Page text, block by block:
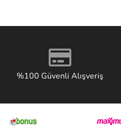
%100 Güvenli Alışveriş